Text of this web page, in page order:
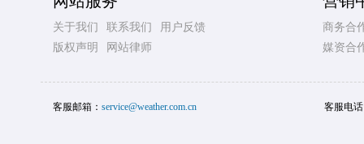
关于我们 联系我们
用户反馈
版权声明
网站律师
商务合
媒资合
客服邮箱： service@weather.com.cn 客服电